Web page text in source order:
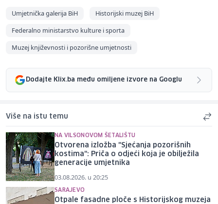
Umjetnička galerija BiH
Historijski muzej BiH
Federalno ministarstvo kulture i sporta
Muzej književnosti i pozorišne umjetnosti
Dodajte Klix.ba među omiljene izvore na Googlu
Više na istu temu
NA VILSONOVOM ŠETALIŠTU
Otvorena izložba "Sjećanja pozorišnih
kostima": Priča o odjeći koja je obilježila
generacije umjetnika
03.08.2026. u 20:25
SARAJEVO
Otpale fasadne ploče s Historijskog muzeja